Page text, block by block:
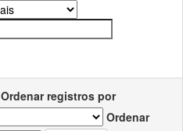
Ordenar registros por
Ordenar